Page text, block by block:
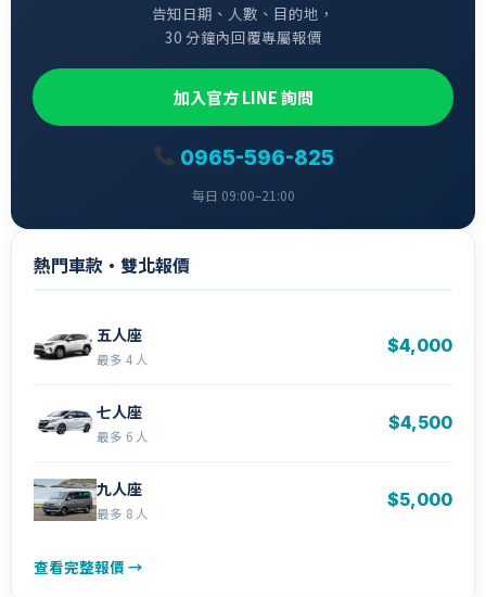
告知日期、人數、目的地，
30 分鐘內回覆專屬報價
加入官方 LINE 詢問
0965-596-825
每日 09:00–21:00
熱門車款・雙北報價
五人座
最多 4 人
$4,000
七人座
最多 6 人
$4,500
九人座
最多 8 人
$5,000
查看完整報價 →